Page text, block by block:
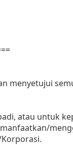
menyetujui
atau untuk